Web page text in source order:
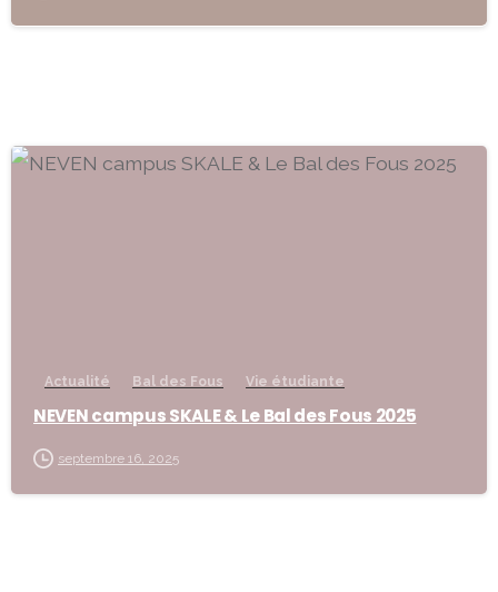
Actualité Bal des Fous Vie étudiante
NEVEN campus SKALE & Le Bal des Fous 2025
septembre 16, 2025